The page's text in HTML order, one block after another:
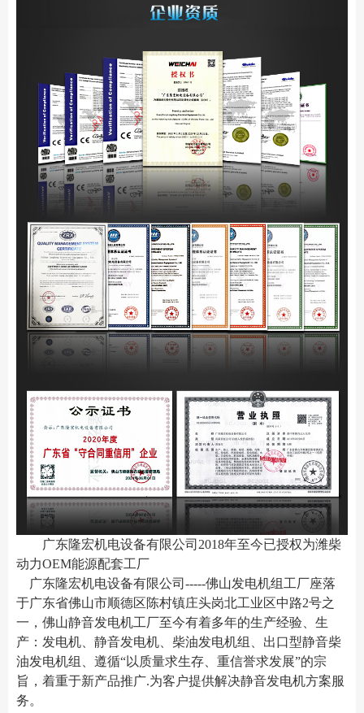
广东隆宏机电设备有限公司2018年至今已授权为潍柴
动力OEM能源配套工厂
广东隆宏机电设备有限公司-----佛山发电机组工厂座落
于广东省佛山市顺德区陈村镇庄头岗北工业区中路2号之
一 ，佛山静音发电机工厂至今有着多年的生产经验、生
产：发电机、静音发电机、柴油发电机组、出口型静音柴
油发电机组、遵循“以质量求生存、重信誉求发展”的宗
旨，着重于新产品推广.为客户提供解决静音发电机方案服
务。